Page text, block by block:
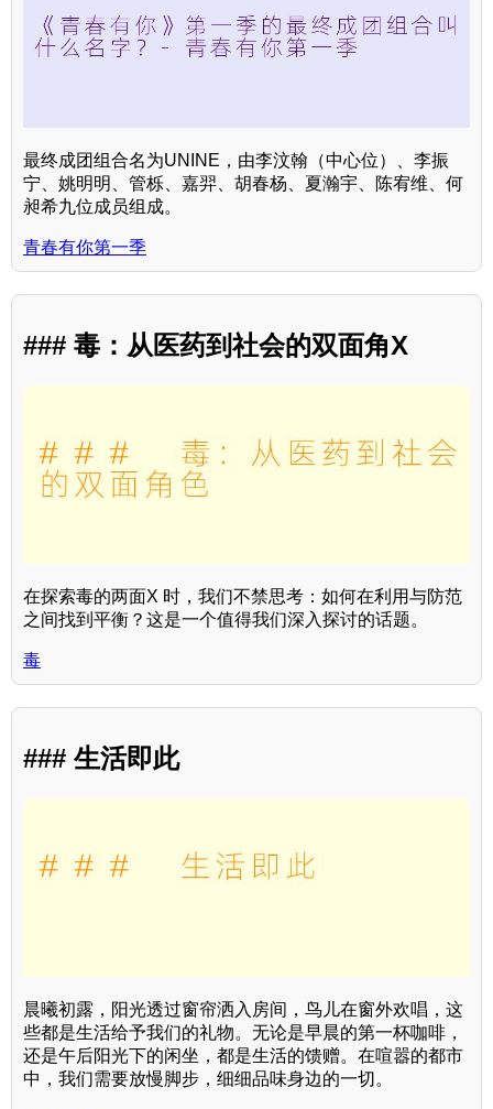
最终成团组合名为UNINE，由李汶翰（中心位）、李振
宁、姚明明、管栎、嘉羿、胡春杨、夏瀚宇、陈宥维、何
昶希九位成员组成。
青春有你第一季
### 毒：从医药到社会的双面角X
在探索毒的两面X 时，我们不禁思考：如何在利用与防范
之间找到平衡？这是一个值得我们深入探讨的话题。
毒
### 生活即此
晨曦初露，阳光透过窗帘洒入房间，鸟儿在窗外欢唱，这
些都是生活给予我们的礼物。无论是早晨的第一杯咖啡，
还是午后阳光下的闲坐，都是生活的馈赠。在喧嚣的都市
中，我们需要放慢脚步，细细品味身边的一切。